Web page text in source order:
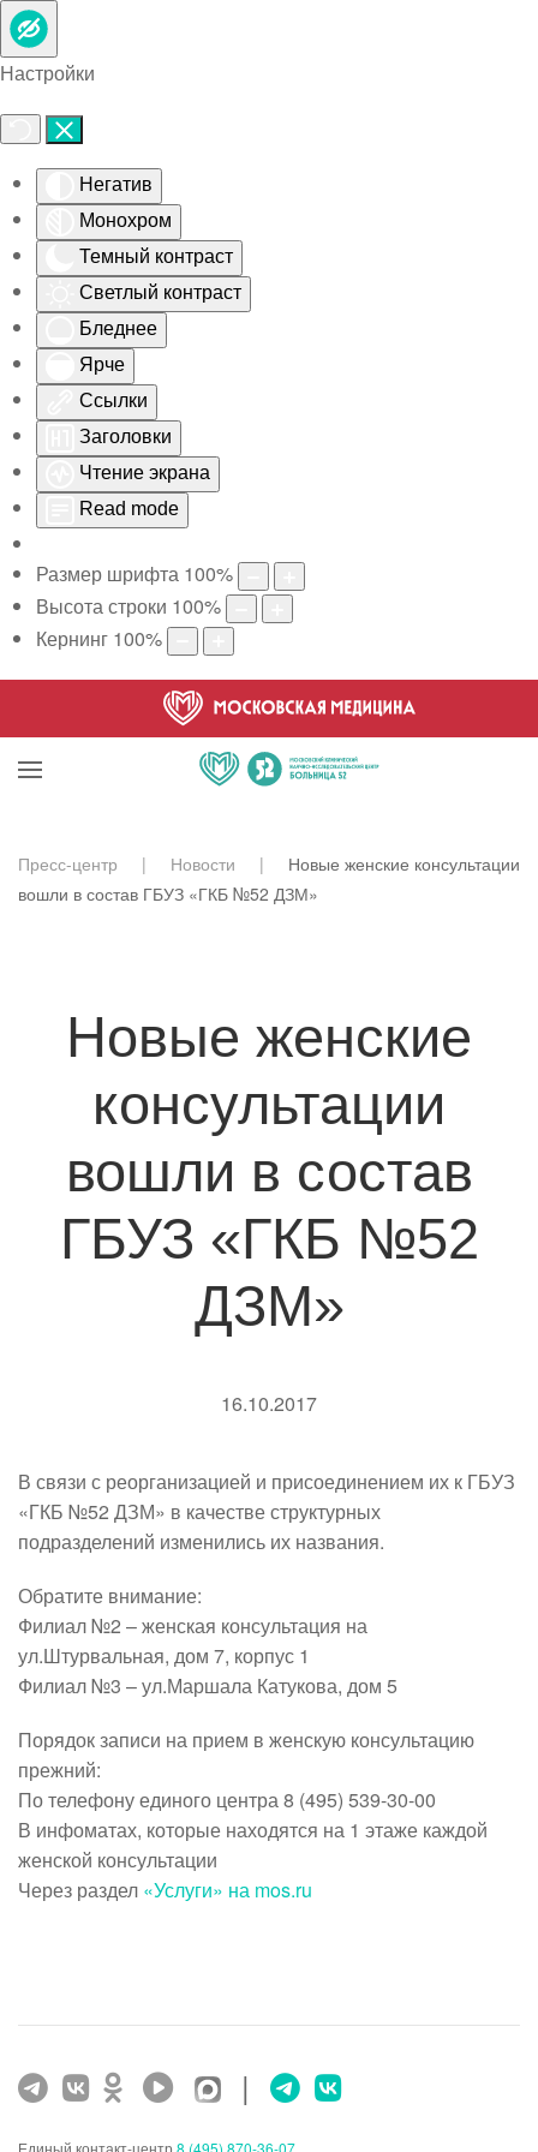
Настройки
Негатив
Монохром
Темный контраст
Светлый контраст
Бледнее
Ярче
Ссылки
Заголовки
Чтение экрана
Read mode
Размер шрифта 100%
Высота строки 100%
Кернинг 100%
Skip to main content
Пресс-центр Новости
Новые женские консультации
вошли в состав ГБУЗ «ГКБ №52 ДЗМ»
Новые женские
консультации
вошли в состав
ГБУЗ «ГКБ №52
ДЗМ»
16.10.2017
В связи с реорганизацией и присоединением их к ГБУЗ
«ГКБ №52 ДЗМ» в качестве структурных
подразделений изменились их названия.
Обратите внимание:
Филиал №2 – женская консультация на
ул.Штурвальная, дом 7, корпус 1
Филиал №3 – ул.Маршала Катукова, дом 5
Порядок записи на прием в женскую консультацию
прежний:
По телефону единого центра 8 (495) 539-30-00
В инфоматах, которые находятся на 1 этаже каждой
женской консультации
Через раздел «Услуги» на mos.ru
|
Единый контакт-центр 8 (495) 870-36-07